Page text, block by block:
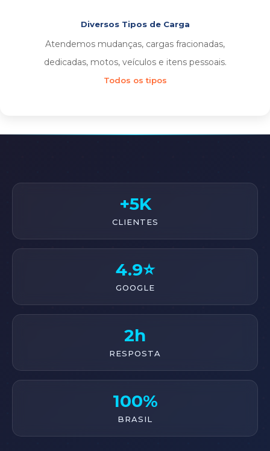
Diversos Tipos de Carga
Atendemos mudanças, cargas fracionadas,
dedicadas, motos, veículos e itens pessoais.
Todos os tipos
+5K
CLIENTES
4.9⭐
GOOGLE
2h
RESPOSTA
100%
BRASIL